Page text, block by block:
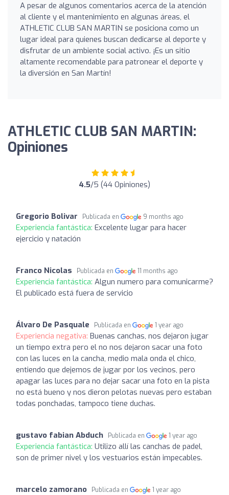
A pesar de algunos comentarios acerca de la atención
al cliente y el mantenimiento en algunas áreas, el
ATHLETIC CLUB SAN MARTIN se posiciona como un
lugar ideal para quienes buscan dedicarse al deporte y
disfrutar de un ambiente social activo. ¡Es un sitio
altamente recomendable para patronear el deporte y
la diversión en San Martín!
ATHLETIC CLUB SAN MARTIN:
Opiniones
4.5/5 (44 Opiniones)
Gregorio Bolivar Publicada en 9 months ago
Experiencia fantástica: Excelente lugar para hacer
ejercicio y natación
Franco Nicolas Publicada en 11 months ago
Experiencia fantástica: Algun numero para comunicarme?
El publicado está fuera de servicio
Álvaro De Pasquale Publicada en 1 year ago
Experiencia negativa: Buenas canchas, nos dejaron jugar
un tiempo extra pero el no nos dejaron sacar una foto
con las luces en la cancha, medio mala onda el chico,
entiendo que dejemos de jugar por los vecinos, pero
apagar las luces para no dejar sacar una foto en la pista
no está bueno y nos dieron pelotas nuevas pero estaban
todas ponchadas, tampoco tiene duchas.
gustavo fabian Abduch Publicada en 1 year ago
Experiencia fantástica: Utilizo allí las canchas de padel,
son de primer nivel y los vestuarios están impecables.
marcelo zamorano Publicada en 1 year ago